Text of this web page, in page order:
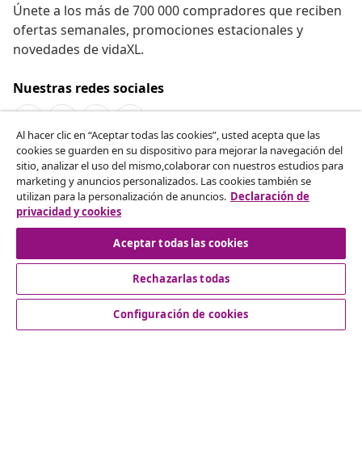
Únete a los más de 700 000 compradores que reciben
ofertas semanales, promociones estacionales y
novedades de vidaXL.
Nuestras redes sociales
Desistir del contrato
Solicita la cancelación de tu pedido.
Desistir del contrato
Servicio al Cliente
Al hacer clic en “Aceptar todas las cookies”, usted acepta que las
cookies se guarden en su dispositivo para mejorar la navegación del
sitio, analizar el uso del mismo,colaborar con nuestros estudios para
marketing y anuncios personalizados. Las cookies también se
utilizan para la personalización de anuncios. Declaración de
privacidad y cookies
Aceptar todas las cookies
Rechazarlas todas
Configuración de cookies